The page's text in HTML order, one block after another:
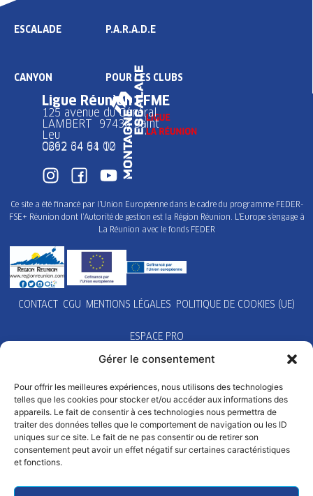
Gérer le consentement
Pour offrir les meilleures expériences, nous utilisons des technologies
telles que les cookies pour stocker et/ou accéder aux informations des
appareils. Le fait de consentir à ces technologies nous permettra de
traiter des données telles que le comportement de navigation ou les ID
uniques sur ce site. Le fait de ne pas consentir ou de retirer son
consentement peut avoir un effet négatif sur certaines caractéristiques
et fonctions.
ESCALADE
CANYON
P.A.R.A.D.E
POUR LES CLUBS
Ligue Réunion FFME
125 avenue du Général
LAMBERT 97436 Saint
Leu
0262 34 91 02
0692 64 64 10
Ce site a été financé par l’Union Européenne dans le cadre du programme FEDER-
FSE+ Réunion dont l’Autorité de gestion est la Région Réunion. L’Europe s’engage à
La Réunion avec le fonds FEDER
CONTACT CGU MENTIONS LÉGALES POLITIQUE DE COOKIES (UE)
ESPACE PRO